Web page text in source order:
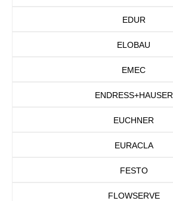
EDUR
ELOBAU
EMEC
ENDRESS+HAUSER
EUCHNER
EURACLA
FESTO
FLOWSERVE